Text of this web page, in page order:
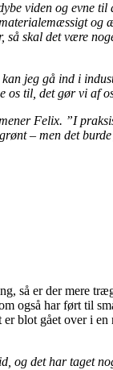
viden og evne
skal det være
jeg gå ind i
os til, det gør vi af
Felix. ”I
– men det
så er der mere
også har ført
blot gået over i
og det har taget